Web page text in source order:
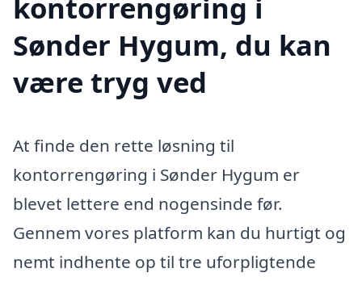
kontorrengøring i
Sønder Hygum, du kan
være tryg ved
At finde den rette løsning til
kontorrengøring i Sønder Hygum er
blevet lettere end nogensinde før.
Gennem vores platform kan du hurtigt og
nemt indhente op til tre uforpligtende